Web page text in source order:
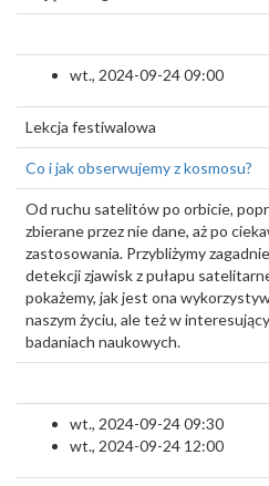
wt., 2024-09-24 09:00
Lekcja festiwalowa
Co i jak obserwujemy z kosmosu?
Od ruchu satelitów po orbicie,
zbierane przez nie dane, aż po
zastosowania. Przybliżymy
detekcji zjawisk z pułapu
pokażemy, jak jest ona
naszym życiu, ale też w
badaniach naukowych.
wt., 2024-09-24 09:30
wt., 2024-09-24 12:00